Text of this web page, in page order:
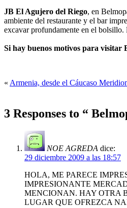
JB El Agujero del Riego, en
ambiente del restaurante y el bar
excavar profundamente en el
Si hay buenos motivos para visitar
« Armenia, desde el Cáucaso
3 Responses to “
NOE AGREDA dice:
29 diciembre 2009 a las 18:57
HOLA, ME PARECE
IMPRESIONANTE
MENCIONAN. HAY OTRA
LUGAR QUE OFREZCA